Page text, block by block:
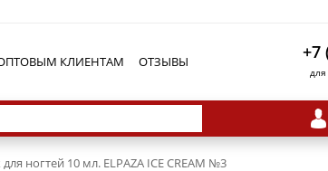
КЛИЕНТАМ ОТЗЫВЫ +7
для ногтей 10 мл. ELPAZA ICE CREAM №3